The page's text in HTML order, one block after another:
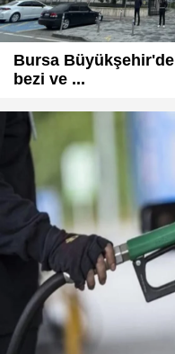
Bursa
bezi ve ...